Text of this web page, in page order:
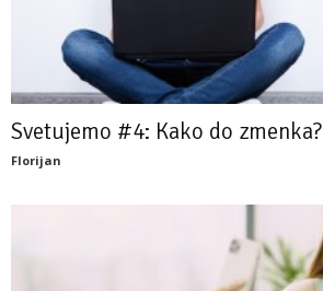
Svetujemo #4: Kako do zmenka?
Florijan